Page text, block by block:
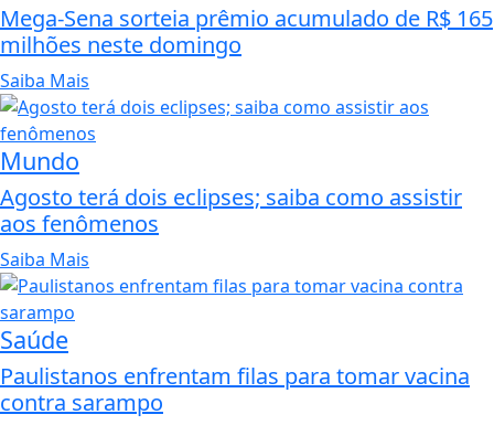
Mega-Sena sorteia prêmio acumulado de R$ 165
milhões neste domingo
Saiba Mais
Mundo
Agosto terá dois eclipses; saiba como assistir
aos fenômenos
Saiba Mais
Saúde
Paulistanos enfrentam filas para tomar vacina
contra sarampo